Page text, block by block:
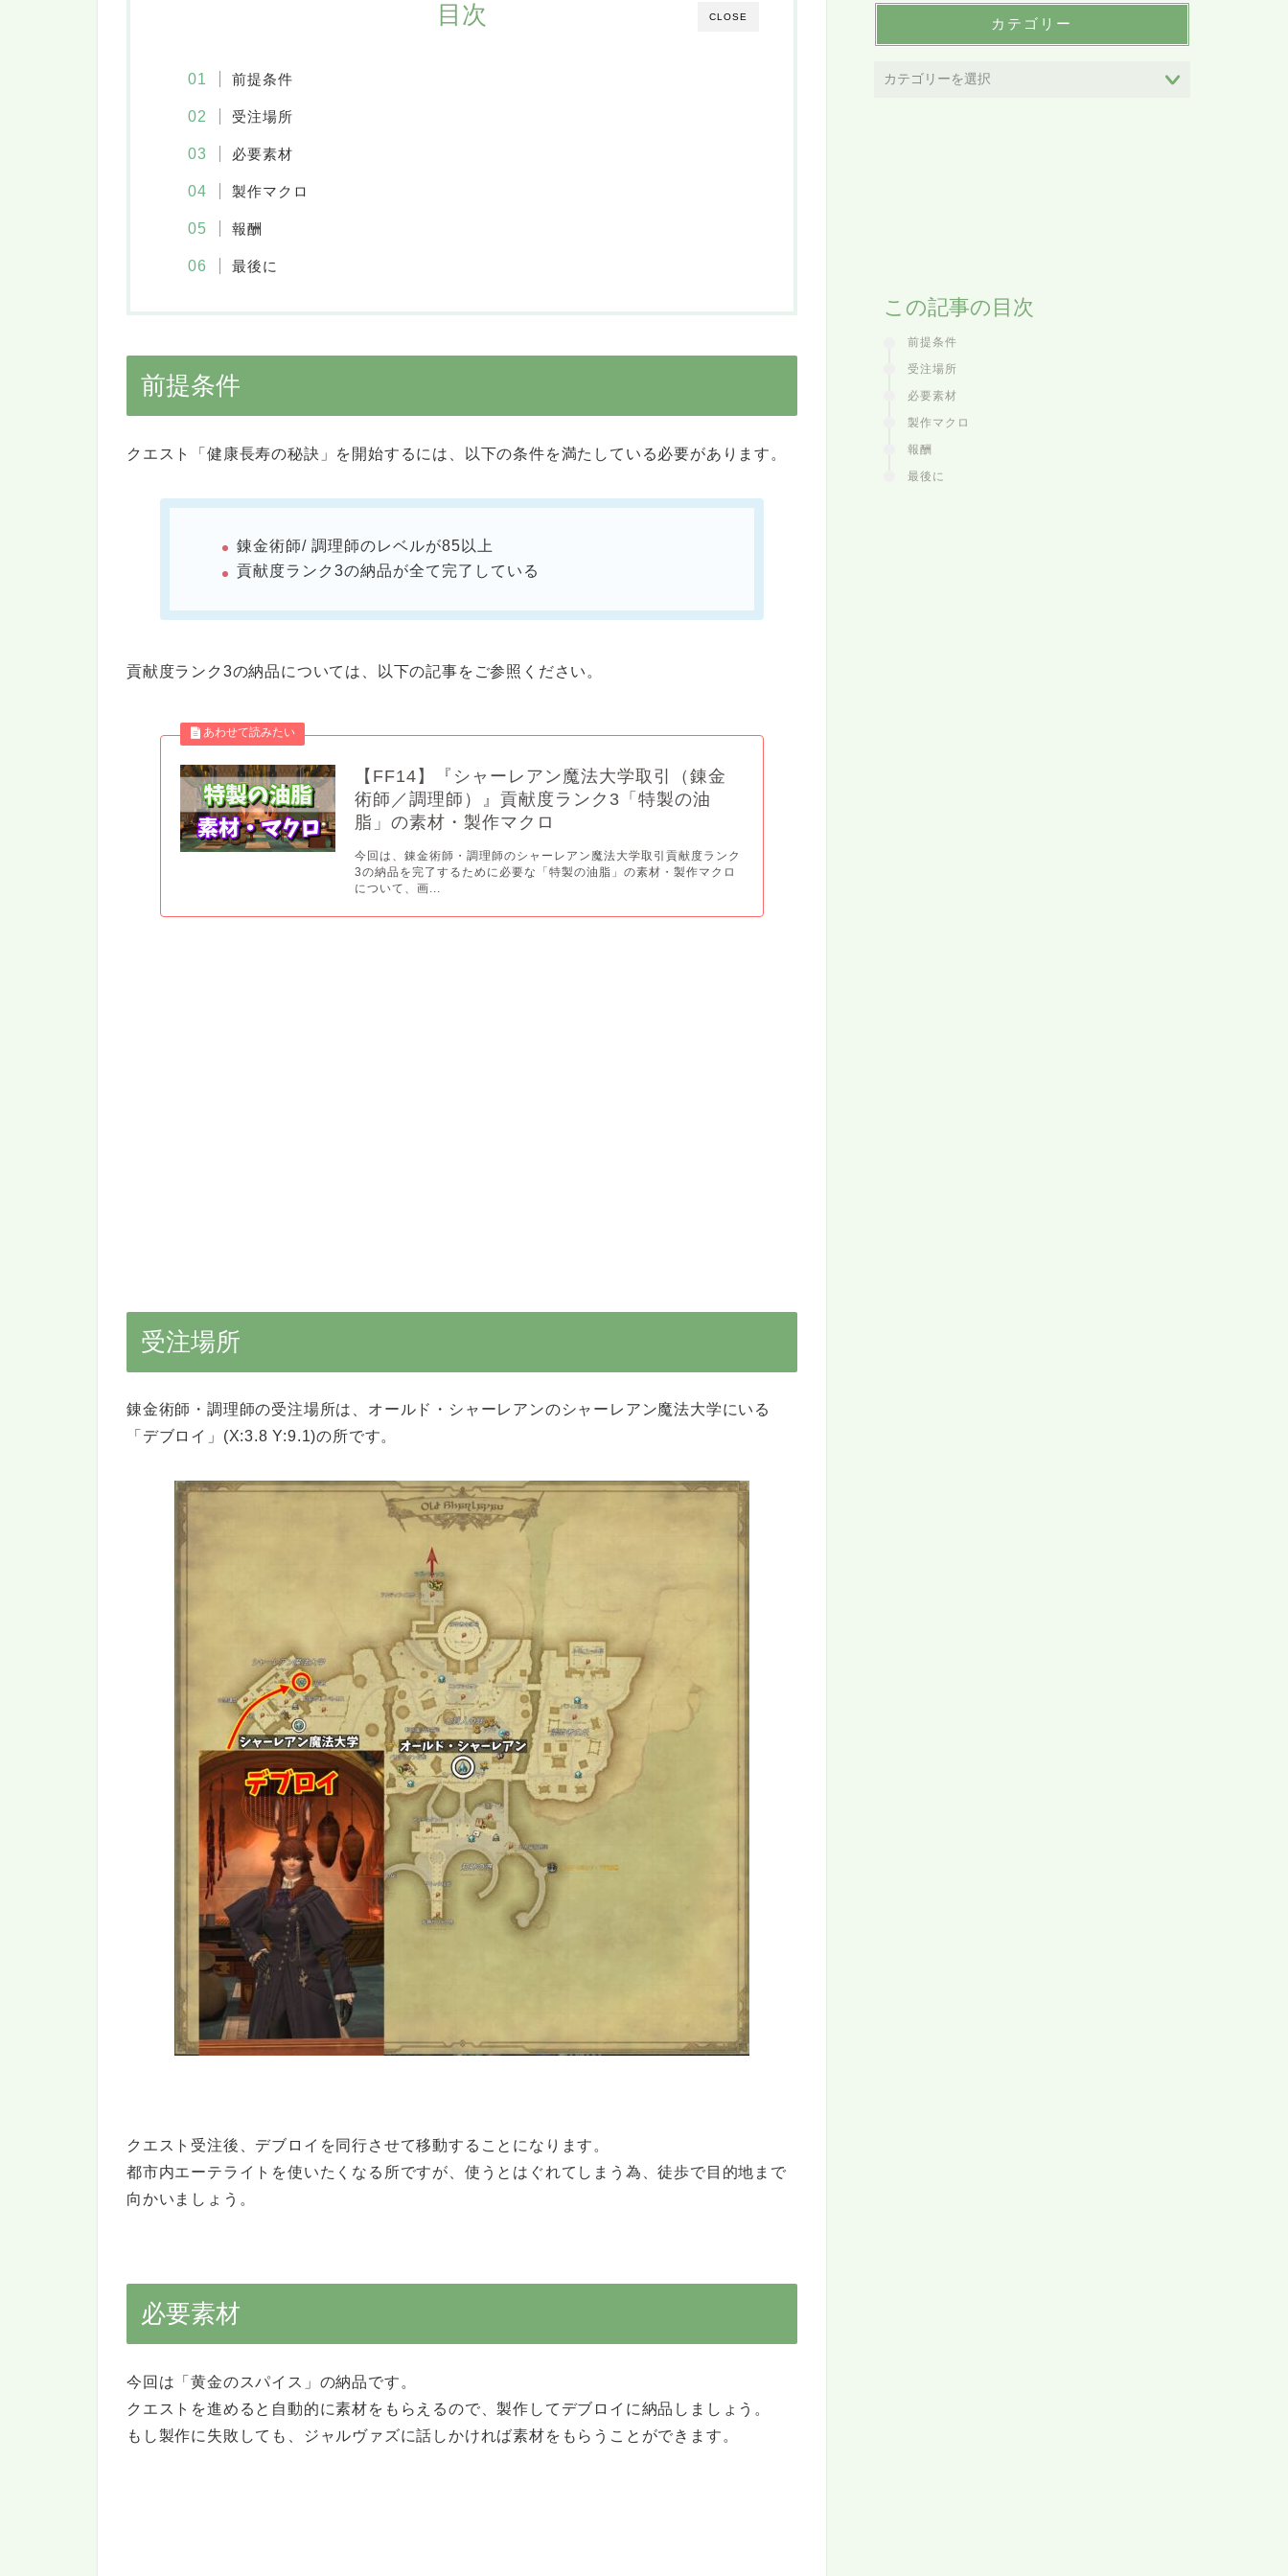
CLOSE
目次
前提条件
受注場所
必要素材
製作マクロ
報酬
最後に
前提条件
クエスト「健康長寿の秘訣」を開始するには、以下の条件を満たしている必要があります。
錬金術師/ 調理師のレベルが85以上
貢献度ランク3の納品が全て完了している
貢献度ランク3の納品については、以下の記事をご参照ください。
【FF14】『シャーレアン魔法大学取引（錬金
術師／調理師）』貢献度ランク3「特製の油
脂」の素材・製作マクロ
今回は、錬金術師・調理師のシャーレアン魔法大学取引貢献度ランク
3の納品を完了するために必要な「特製の油脂」の素材・製作マクロ
について、画...
受注場所
錬金術師・調理師の受注場所は、オールド・シャーレアンのシャーレアン魔法大学にいる
「デブロイ」(X:3.8 Y:9.1)の所です。
クエスト受注後、デブロイを同行させて移動することになります。
都市内エーテライトを使いたくなる所ですが、使うとはぐれてしまう為、徒歩で目的地まで
向かいましょう。
必要素材
今回は「黄金のスパイス」の納品です。
クエストを進めると自動的に素材をもらえるので、製作してデブロイに納品しましょう。
もし製作に失敗しても、ジャルヴァズに話しかければ素材をもらうことができます。
カテゴリー
この記事の目次
前提条件
受注場所
必要素材
製作マクロ
報酬
最後に